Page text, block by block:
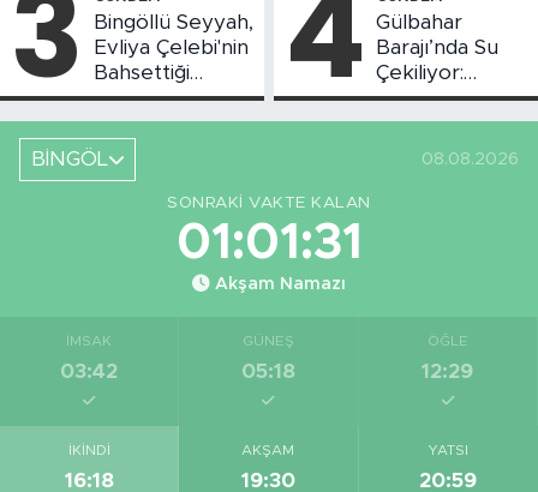
3
Bingöllü Seyyah,
Evliya Çelebi'nin
Bahsettiği
Bingöl'deki O
Yeri Görüntüledi
4
Gülbahar
Barajı’nda Su
Çekiliyor:
Piknikçi Sayısı
Azaldı
BİNGÖL
08.08.2026
SONRAKI VAKTE KALAN
01:01:30
Akşam Namazı
İMSAK
03:42
GÜNEŞ
05:18
ÖĞLE
12:29
İKINDI
16:18
AKŞAM
19:30
YATSI
20:59